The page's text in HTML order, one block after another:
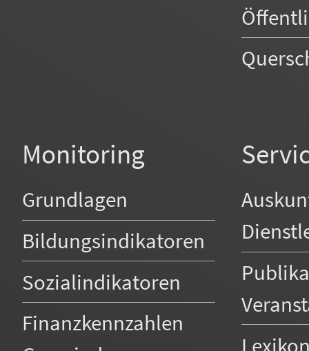
Monitoring
Grundlagen
Bildungsindikatoren
Sozialindikatoren
Finanzkennzahlen